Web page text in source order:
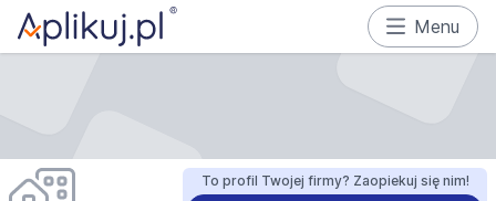
Menu
To profil Twojej firmy? Zaopiekuj się nim!